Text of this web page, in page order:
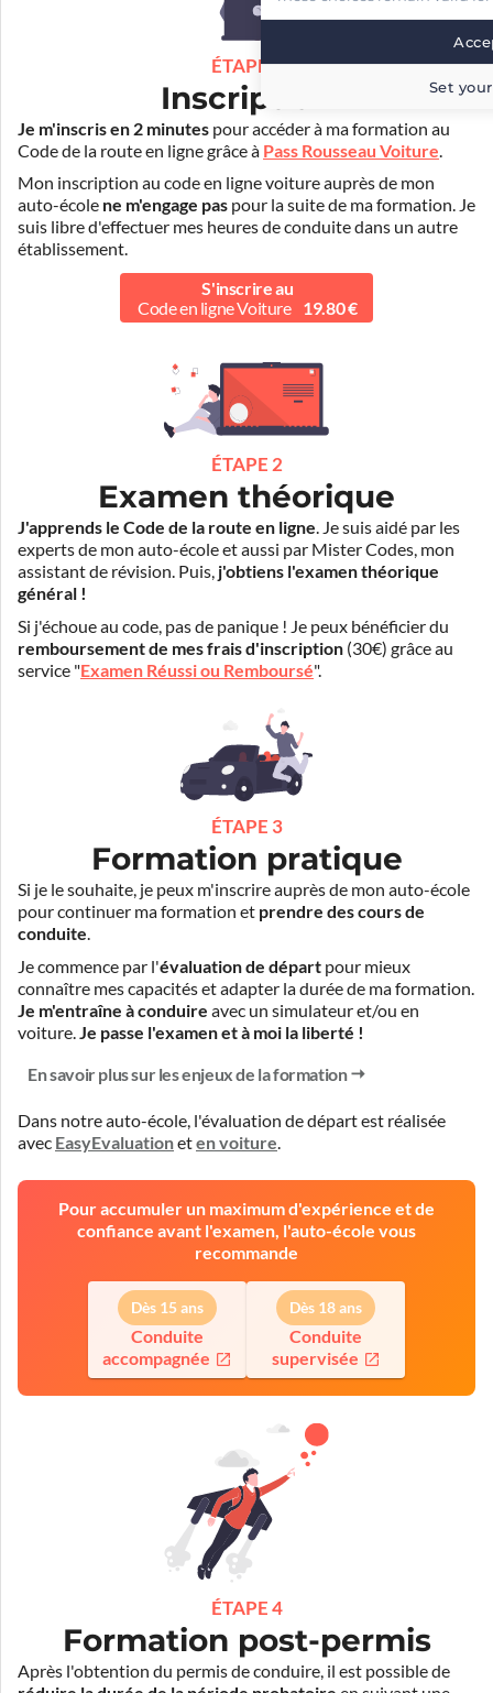
ÉTAPE 1
Inscription
Je m'inscris en 2 minutes pour accéder à ma formation au
Code de la route en ligne grâce à Pass Rousseau Voiture.
Mon inscription au code en ligne voiture auprès de mon
auto-école ne m'engage pas pour la suite de ma formation. Je
suis libre d'effectuer mes heures de conduite dans un autre
établissement.
S'inscrire au
Code en ligne Voiture
19.80 €
ÉTAPE 2
Examen théorique
J'apprends le Code de la route en ligne. Je suis aidé par les
experts de mon auto-école et aussi par Mister Codes, mon
assistant de révision. Puis, j'obtiens l'examen théorique
général !
Si j'échoue au code, pas de panique ! Je peux bénéficier du
remboursement de mes frais d'inscription (30€) grâce au
service "Examen Réussi ou Remboursé".
ÉTAPE 3
Formation pratique
Si je le souhaite, je peux m'inscrire auprès de mon auto-école
pour continuer ma formation et prendre des cours de
conduite.
Je commence par l'évaluation de départ pour mieux
connaître mes capacités et adapter la durée de ma formation.
Je m'entraîne à conduire avec un simulateur et/ou en
voiture. Je passe l'examen et à moi la liberté !
En savoir plus sur les enjeux de la formation
Dans notre auto-école, l'évaluation de départ est réalisée
avec EasyEvaluationeten voiture
Pour accumuler un maximum d'expérience et de
confiance avant l'examen, l'auto-école vous
recommande
Dès 15 ans
Conduite
accompagnée
Dès 18 ans
Conduite
supervisée
ÉTAPE 4
Formation post-permis
Après l'obtention du permis de conduire, il est possible de
Set